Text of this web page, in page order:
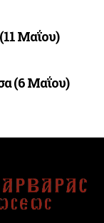
Μαΐου)
(6 Μαΐου)